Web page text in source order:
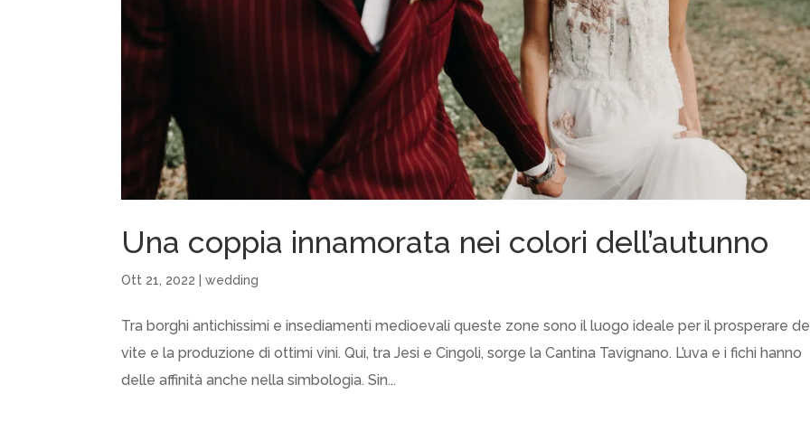
Una coppia innamorata nei colori dell’autunno
Ott 21, 2022 |wedding
Tra borghi antichissimi e insediamenti medioevali queste zone sono il luogo ideale per il prosperare
vite e la produzione di ottimi vini. Qui, tra Jesi e Cingoli, sorge la Cantina Tavignano. L’uva e i fichi hanno
delle affinità anche nella simbologia. Sin...